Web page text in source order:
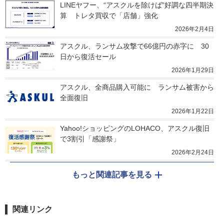
LINEヤフー、“アスクルを除けば”好調な四半期決
算　トレタ買収で「店舗」強化
2026年2月4日
アスクル、ランサム攻撃で66億円の赤字に　30
日から復活セール
2026年1月29日
アスクル、全商品購入可能に　ランサム被害から
全面復旧
2026年1月22日
Yahoo!ショッピングのLOHACO、アスクル復旧
で3割引「感謝祭」
2026年2月24日
もっと関連記事を見る
関連リンク